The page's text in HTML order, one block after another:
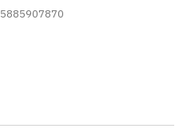
5885907870